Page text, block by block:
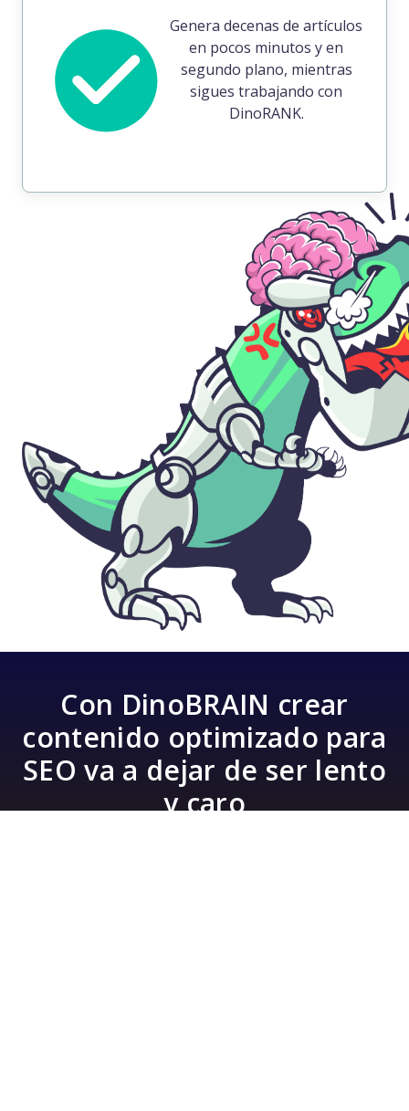
Genera decenas de artículos
en pocos minutos y en
segundo plano, mientras
sigues trabajando con
DinoRANK.
Con DinoBRAIN crear
contenido optimizado para
SEO va a dejar de ser lento
y caro